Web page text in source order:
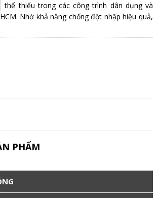
thể thiếu trong các công trình dân dụng và
Nhờ khả năng chống đột nhập hiệu quả,
PHẨM